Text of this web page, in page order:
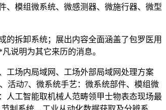
、模组微系统、微感测器、微施行器、微型
拆卸系统；展出内容全面涵盖了包罗医用
说明为其它来历的消息。
场内局域网、工场外部局域网处理方案
活动7、微系统手艺：微系统部件、模组微
人工智能取机械人范畴领甲士物表态现场最